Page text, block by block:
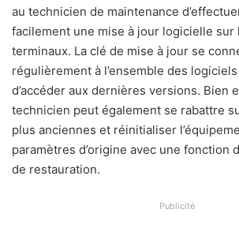
au technicien de maintenance
facilement une mise à jour logicielle sur
terminaux. La clé de mise à jour se
régulièrement à l’ensemble des
d’accéder aux dernières versions. Bien
technicien peut également se rabattre
plus anciennes et réinitialiser
paramètres d’origine avec une fonction
de restauration.
Publicité